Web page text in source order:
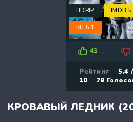
HDRIP IMDB
КП 5.1
43
Рейтинг
5.4 /
10
79
КРОВАВЫЙ ЛЕДНИК